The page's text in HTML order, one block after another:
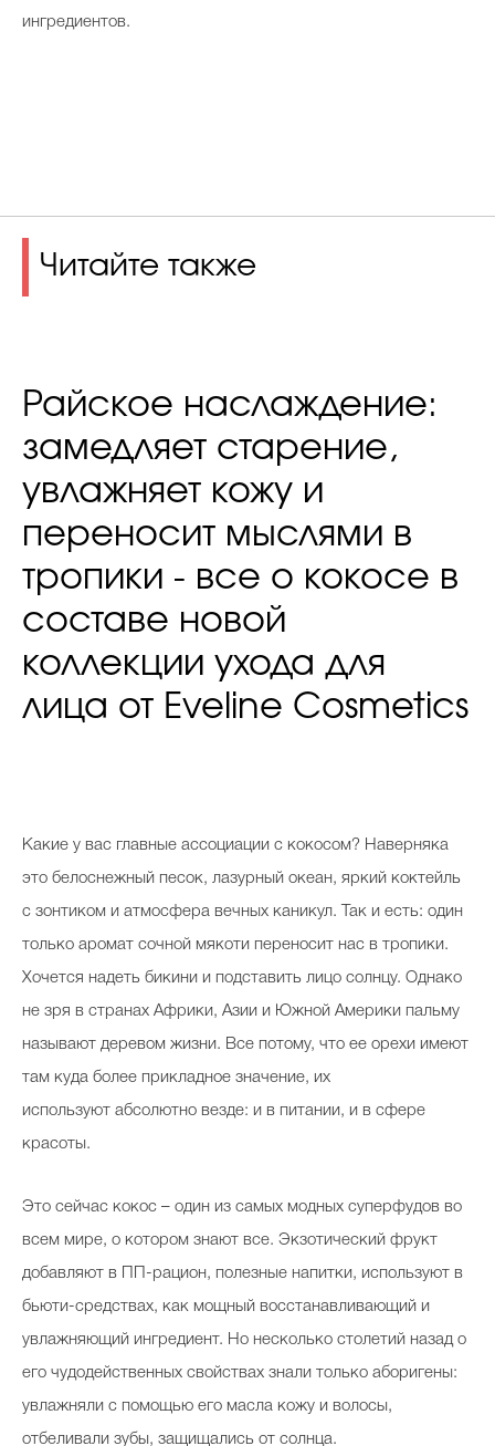
ингредиентов.
Читайте также
Райское наслаждение:
замедляет старение,
увлажняет кожу и
переносит мыслями в
тропики - все о кокосе в
составе новой
коллекции ухода для
лица от Eveline Cosmetics
Какие у вас главные ассоциации с кокосом? Наверняка
это белоснежный песок, лазурный океан, яркий коктейль
с зонтиком и атмосфера вечных каникул. Так и есть: один
только аромат сочной мякоти переносит нас в тропики.
Хочется надеть бикини и подставить лицо солнцу. Однако
не зря в странах Африки, Азии и Южной Америки пальму
называют деревом жизни. Все потому, что ее орехи имеют
там куда более прикладное значение, их
используют абсолютно везде: и в питании, и в сфере
красоты.
Это сейчас кокос – один из самых модных суперфудов во
всем мире, о котором знают все. Экзотический фрукт
добавляют в ПП-рацион, полезные напитки, используют в
бьюти-средствах, как мощный восстанавливающий и
увлажняющий ингредиент. Но несколько столетий назад о
его чудодейственных свойствах знали только аборигены:
увлажняли с помощью его масла кожу и волосы,
отбеливали зубы, защищались от солнца.